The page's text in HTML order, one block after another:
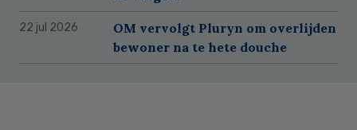
22 jul 2026
OM vervolgt Pluryn om overlijden
bewoner na te hete douche